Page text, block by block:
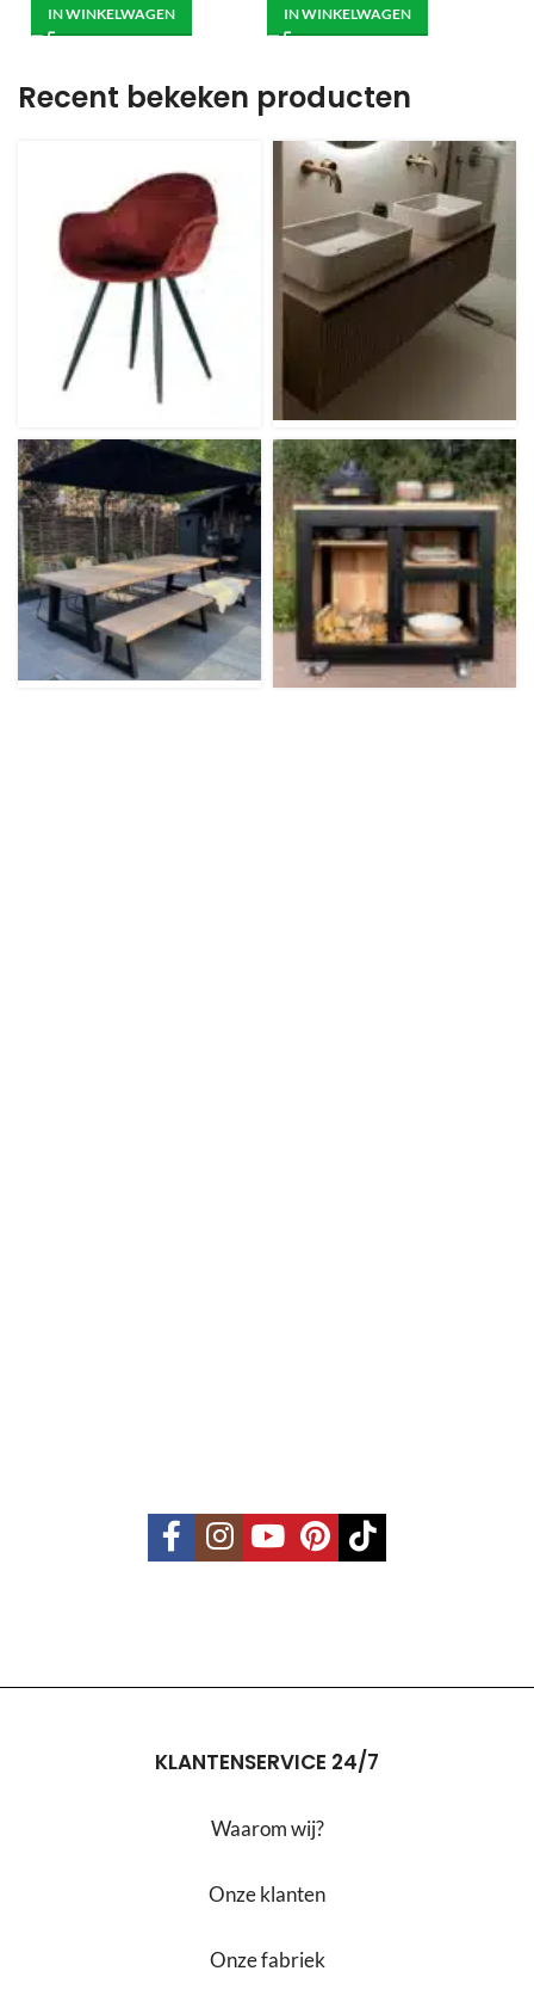
IN WINKELWAGEN IN WINKELWAGEN
Recent bekeken producten
KLANTENSERVICE 24/7
Waarom wij?
Onze klanten
Onze fabriek